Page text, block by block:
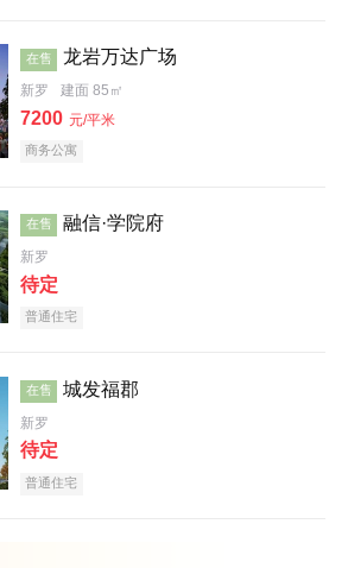
在售 龙岩万达广场
新罗 建面 85㎡
7200 元/平米
商务公寓
在售 融信·学院府
新罗
待定
普通住宅
在售 城发福郡
新罗
待定
普通住宅